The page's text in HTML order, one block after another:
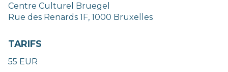
Centre Culturel Bruegel
Rue des Renards 1F, 1000 Bruxelles
TARIFS
55 EUR